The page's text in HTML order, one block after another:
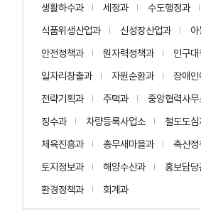
생활하수과
세정과 수도행정과
식품위생산업과
신성장산업과
안전정책과
원자력정책과
인구
일자리창출과
자원순환과
장애
전략기획과
주택과 중앙협력사무
징수과
차량등록사업소
철도도
체육진흥과
총무새마을과
축산정
토지정보과
해양수산과 홍보담당
환경정책과
회계과